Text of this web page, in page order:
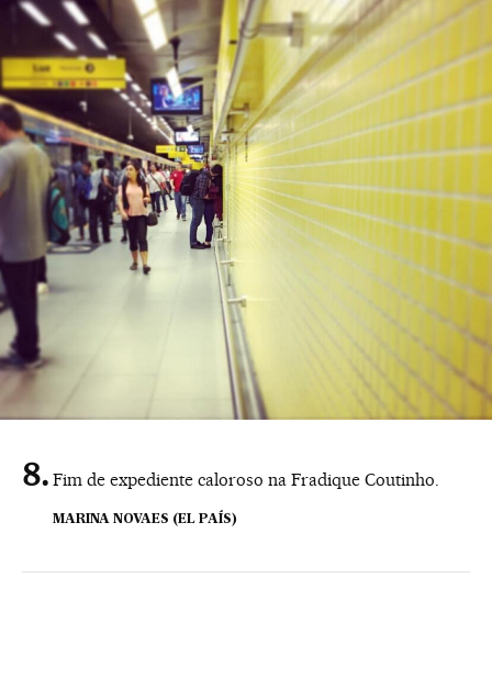
Fim de expediente caloroso na Fradique Coutinho.
MARINA NOVAES (EL PAÍS)